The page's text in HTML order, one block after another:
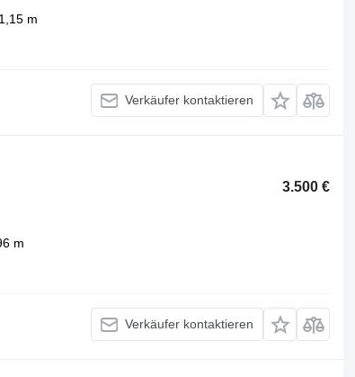
1,15 m
Verkäufer kontaktieren
3.500 €
m
Verkäufer kontaktieren